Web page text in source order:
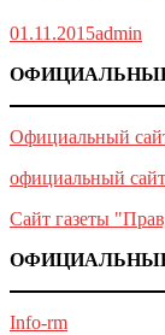
01.11.2015admin
Официальный
официальный
Сайт газеты
Info-rm